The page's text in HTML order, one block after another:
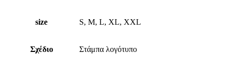
size S, M, L, XL, XXL
Σχέδιο Στάμπα λογότυπο